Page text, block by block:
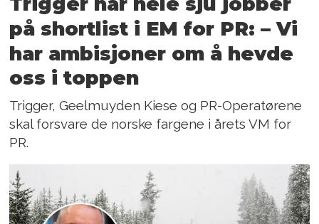
på shortlist i EM for PR: – Vi
har ambisjoner om å hevde
oss i toppen
Trigger, Geelmuyden Kiese og PR-Operatørene
skal forsvare de norske fargene i årets VM for
PR.